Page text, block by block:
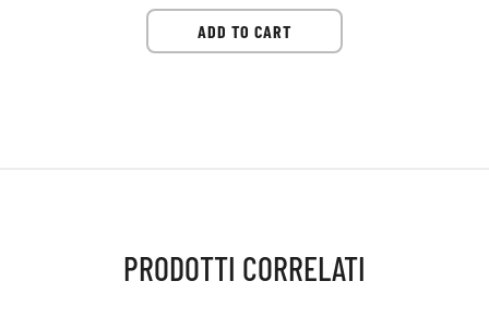
green
ADD TO CART
PRODOTTI CORRELATI